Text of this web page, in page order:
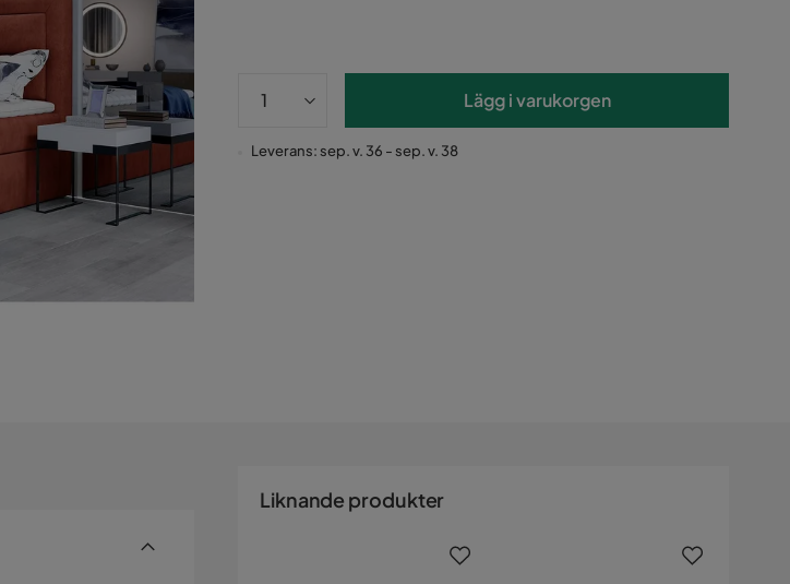
Lägg i varukorgen
Leverans: sep. v. 36 - sep. v. 38
Liknande produkter